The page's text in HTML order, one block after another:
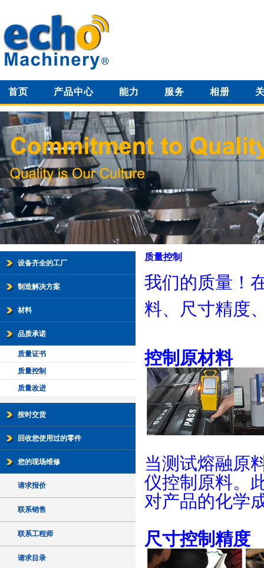
首页 产品中心 能力 服务 相册
设备齐全的工厂
制造解决方案
材料
品质承诺
质量证书
质量控制
质量改进
按时交货
回收您使用过的零件
您的现场维修
请求报价
联系销售
联系工程师
请求目录
质量控制
我们的质量！
料、尺寸精度
控制原材料
当测试熔融原
仪控制原料。
对产品的化学
尺寸控制精度